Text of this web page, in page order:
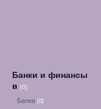
Банки и финансы
в [0]
Банки [0]